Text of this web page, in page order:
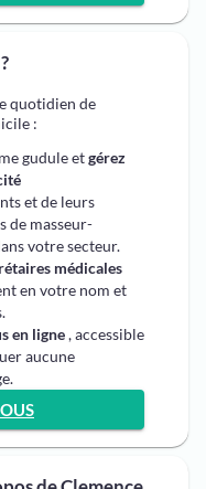
quotidien de
:
gudule etgérez
et de leurs
de masseur-
votre secteur.
médicales
en votre nom et
en ligne, accessible
aucune